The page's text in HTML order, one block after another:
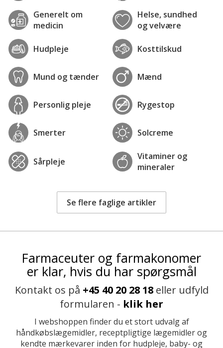
Generelt om
medicin
Helse, sundhed
og velvære
Hudpleje Kosttilskud
Mund og tænder Mænd
Personlig pleje Rygestop
Smerter Solcreme
Sårpleje
Vitaminer og
mineraler
Se flere faglige artikler
Farmaceuter og farmakonomer
er klar, hvis du har spørgsmål
Kontakt os på +45 40 20 28 18eller udfyld
formularen - klik her
I webshoppen finder du et stort udvalg af
håndkøbslægemidler, receptpligtige lægemidler og
kendte mærkevarer inden for hudpleje, baby- og